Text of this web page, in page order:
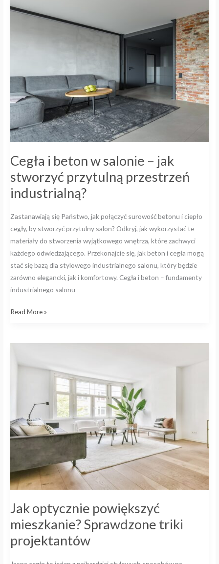
Cegła i beton w salonie – jak
stworzyć przytulną przestrzeń
industrialną?
Zastanawiają się Państwo, jak połączyć surowość betonu i ciepło
cegły, by stworzyć przytulny salon? Odkryj, jak wykorzystać te
materiały do stworzenia wyjątkowego wnętrza, które zachwyci
każdego odwiedzającego. Przekonajcie się, jak beton i cegła mogą
stać się bazą dla stylowego industrialnego salonu, który będzie
zarówno elegancki, jak i komfortowy. Cegła i beton – fundamenty
industrialnego salonu
i
jak
stworzyć
przytulną
przestrzeń
industrialną?
Read More »
Jak optycznie powiększyć
mieszkanie? Sprawdzone triki
projektantów
projektantów